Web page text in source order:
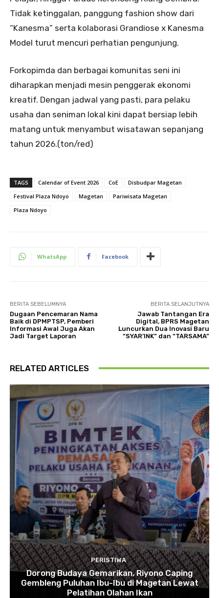
Tidak ketinggalan, panggung fashion show dari
“Kanesma” serta kolaborasi Grandiose x Kanesma
Model turut mencuri perhatian pengunjung.
Forkopimda dan berbagai komunitas seni ini
diharapkan menjadi mesin penggerak ekonomi
kreatif. Dengan jadwal yang pasti, para pelaku
usaha dan seniman lokal kini dapat bersiap lebih
matang untuk menyambut wisatawan sepanjang
tahun 2026.(ton/red)
TAGS Calendar of Event 2026 CoE
Disbudpar Magetan
Festival Plaza Ndoyo
Magetan
Pariwisata Magetan
Plaza Ndoyo
WhatsApp Facebook
BERITA SEBELUMNYA
Dugaan Pencemaran Nama
Baik di DPMPTSP, Pemberi
Informasi Awal Juga Akan
Jadi Target Laporan
BERITA SELANJUTNYA
Jawab Tantangan Era
Digital, BPRS Magetan
Luncurkan Dua Inovasi Baru
“SYAR’INK” dan “TARSAMA”
RELATED ARTICLES
PERISTIWA
Dorong Budaya Gemarikan, Riyono Caping
Gembleng Puluhan Ibu-Ibu di Magetan Lewat
Pelatihan Olahan Ikan